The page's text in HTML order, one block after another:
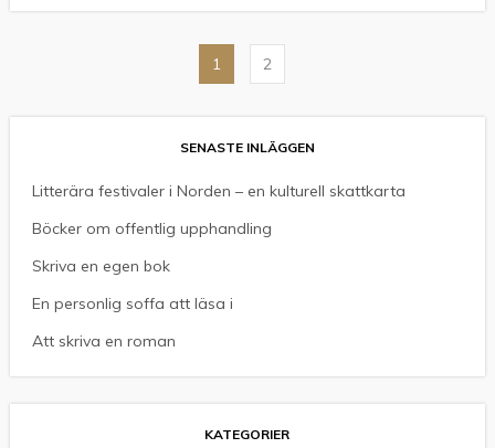
inlägg
1 2
SENASTE INLÄGGEN
Litterära festivaler i Norden – en kulturell skattkarta
Böcker om offentlig upphandling
Skriva en egen bok
En personlig soffa att läsa i
Att skriva en roman
KATEGORIER